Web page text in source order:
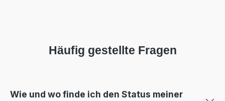
Häufig gestellte Fragen
Wie und wo finde ich den Status meiner